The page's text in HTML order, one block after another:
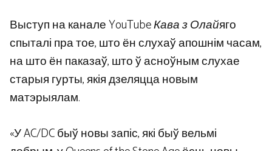
Выступ на канале YouTubeКава з Олайяго
спыталі пра тое, што ён слухаў апошнім часам,
на што ён паказаў, што ў асноўным слухае
старыя гурты, якія дзеляцца новым
матэрыялам.
«У AC/DC быў новы запіс, які быў вельмі